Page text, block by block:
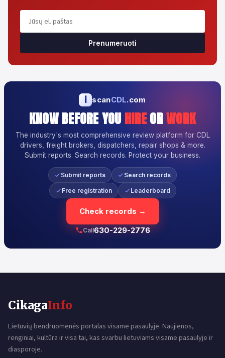
Prenumeruoti
i scanCDL.com
KNOW BEFORE YOU HIREORWORK
The industry's most comprehensive review platform for CDL
drivers, freight brokers, dispatchers, repair shops & more.
Submit reports. Search records. Protect your business.
Submit reports Search records
Free registration Leaderboard
Check records →
Call630-229-2776
CikagaInfo
Lietuvių bendruomenės portalas visame pasaulyje. Naujienos,
renginiai, kultūra ir visa tai, kas svarbu lietuviams visame pasaulyje ir
diasporoje.